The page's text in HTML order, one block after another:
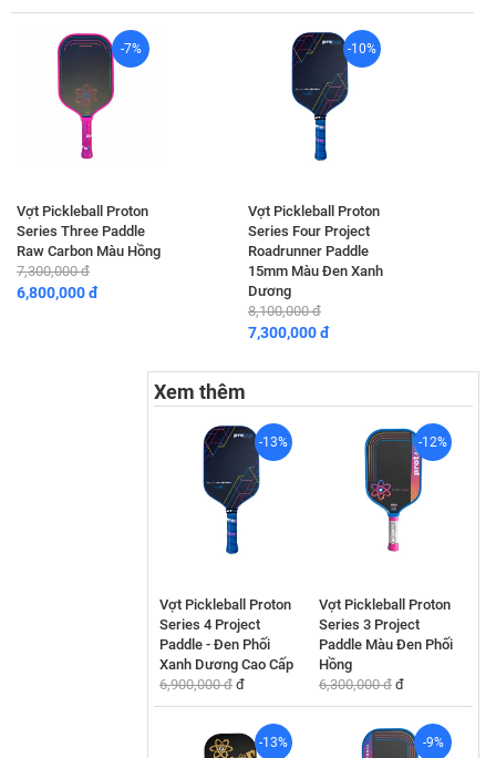
-7%
Vợt Pickleball Proton
Series Three Paddle
Raw Carbon Màu Hồng
7,300,000 đ
6,800,000 đ
-10%
Vợt Pickleball Proton
Series Four Project
Roadrunner Paddle
15mm Màu Đen Xanh
Dương
8,100,000 đ
7,300,000 đ
Xem thêm
-13%
Vợt Pickleball Proton
Series 4 Project
Paddle - Đen Phối
Xanh Dương Cao Cấp
6,900,000 đ đ
-12%
Vợt Pickleball Proton
Series 3 Project
Paddle Màu Đen Phối
Hồng
6,300,000 đ đ
-13% -9%